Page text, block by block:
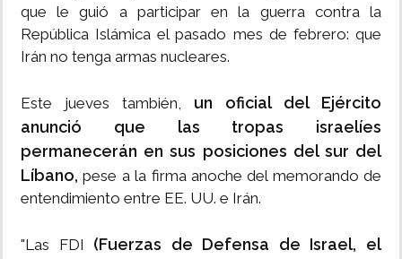
que le guió a participar en la guerra contra la
República Islámica el pasado mes de febrero: que
Irán no tenga armas nucleares.
Este jueves también, un oficial del Ejército
anunció que las tropas israelíes
permanecerán en sus posiciones del sur del
Líbano, pese a la firma anoche del memorando de
entendimiento entre EE. UU. e Irán.
"Las FDI (Fuerzas de Defensa de Israel, el